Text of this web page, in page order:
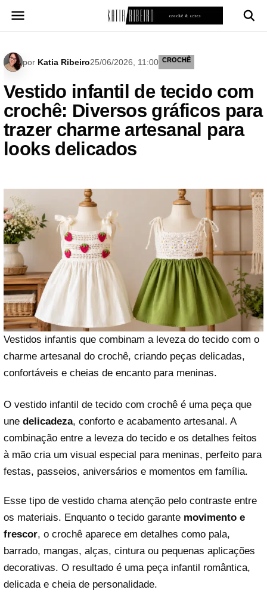
para
por Katia Ribeiro25/06/2026, 11:00 CROCHÊ
Vestido infantil de tecido com
crochê: Diversos gráficos para
trazer charme artesanal para
looks delicados
Vestidos infantis que combinam a leveza do tecido com o
charme artesanal do crochê, criando peças delicadas,
confortáveis e cheias de encanto para meninas.
O vestido infantil de tecido com crochê é uma peça que
une delicadeza, conforto e acabamento artesanal. A
combinação entre a leveza do tecido e os detalhes feitos
à mão cria um visual especial para meninas, perfeito para
festas, passeios, aniversários e momentos em família.
Esse tipo de vestido chama atenção pelo contraste entre
os materiais. Enquanto o tecido garante movimento e
frescor, o crochê aparece em detalhes como pala,
barrado, mangas, alças, cintura ou pequenas aplicações
decorativas. O resultado é uma peça infantil romântica,
delicada e cheia de personalidade.